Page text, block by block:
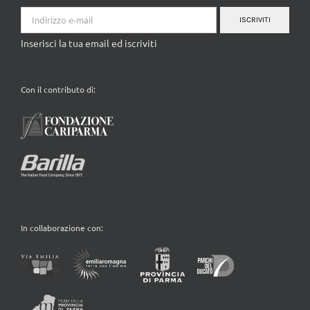
ISCRIVITI
Inserisci la tua email ed iscriviti
Con il contributo di:
In collaborazione con: